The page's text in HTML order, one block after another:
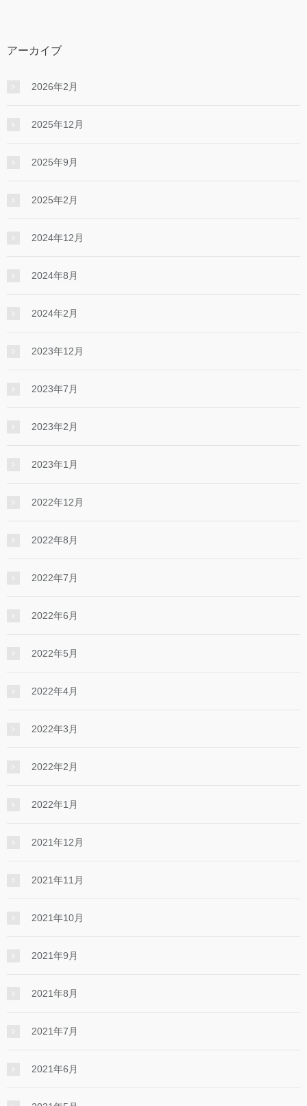
アーカイブ
2026年2月
2025年12月
2025年9月
2025年2月
2024年12月
2024年8月
2024年2月
2023年12月
2023年7月
2023年2月
2023年1月
2022年12月
2022年8月
2022年7月
2022年6月
2022年5月
2022年4月
2022年3月
2022年2月
2022年1月
2021年12月
2021年11月
2021年10月
2021年9月
2021年8月
2021年7月
2021年6月